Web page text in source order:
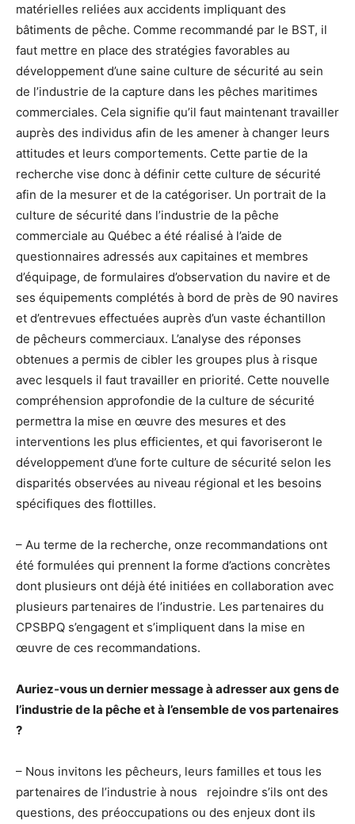
matérielles reliées aux accidents impliquant des
bâtiments de pêche. Comme recommandé par le BST, il
faut mettre en place des stratégies favorables au
développement d’une saine culture de sécurité au sein
de l’industrie de la capture dans les pêches maritimes
commerciales. Cela signifie qu’il faut maintenant travailler
auprès des individus afin de les amener à changer leurs
attitudes et leurs comportements. Cette partie de la
recherche vise donc à définir cette culture de sécurité
afin de la mesurer et de la catégoriser. Un portrait de la
culture de sécurité dans l’industrie de la pêche
commerciale au Québec a été réalisé à l’aide de
questionnaires adressés aux capitaines et membres
d’équipage, de formulaires d’observation du navire et de
ses équipements complétés à bord de près de 90 navires
et d’entrevues effectuées auprès d’un vaste échantillon
de pêcheurs commerciaux. L’analyse des réponses
obtenues a permis de cibler les groupes plus à risque
avec lesquels il faut travailler en priorité. Cette nouvelle
compréhension approfondie de la culture de sécurité
permettra la mise en œuvre des mesures et des
interventions les plus efficientes, et qui favoriseront le
développement d’une forte culture de sécurité selon les
disparités observées au niveau régional et les besoins
spécifiques des flottilles.
– Au terme de la recherche, onze recommandations ont
été formulées qui prennent la forme d’actions concrètes
dont plusieurs ont déjà été initiées en collaboration avec
plusieurs partenaires de l’industrie. Les partenaires du
CPSBPQ s’engagent et s’impliquent dans la mise en
œuvre de ces recommandations.
Auriez-vous un dernier message à adresser aux gens de
l’industrie de la pêche et à l’ensemble de vos partenaires
?
– Nous invitons les pêcheurs, leurs familles et tous les
partenaires de l’industrie à nous rejoindre s’ils ont des
questions, des préoccupations ou des enjeux dont ils